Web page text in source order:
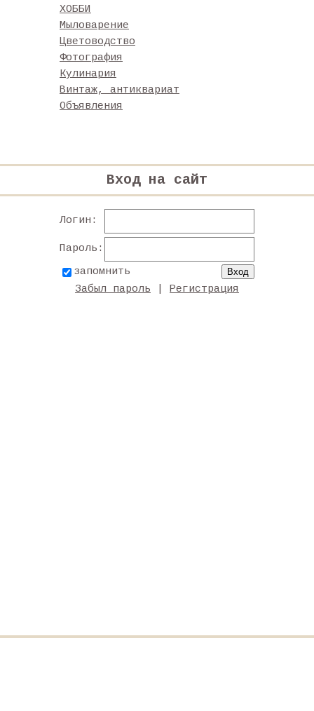
ХОББИ
Мыловарение
Цветоводство
Фотография
Кулинария
Винтаж, антиквариат
Объявления
Вход на сайт
Логин:
Пароль:
запомнить
Забыл пароль
Регистрация